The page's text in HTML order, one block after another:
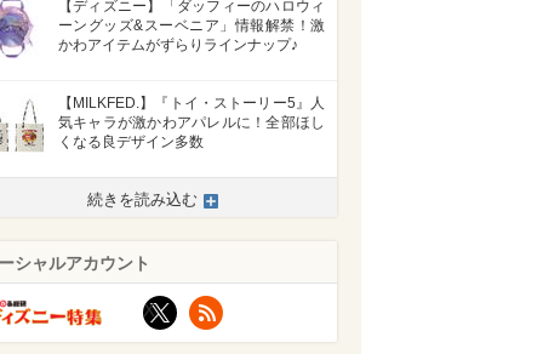
【ディズニー】「ダッフィーのハロウィ
ーングッズ&スーベニア」情報解禁！激
かわアイテムがずらりラインナップ♪
【MILKFED.】『トイ・ストーリー5』人
気キャラが激かわアパレルに！全部ほし
くなる良デザイン多数
続きを読み込む
シャルアカウント
X